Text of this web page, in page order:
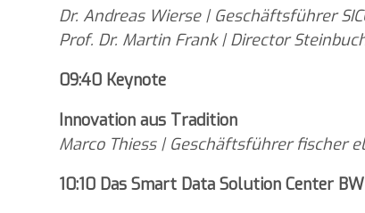
Dr. Andreas Wierse | Geschäftsführer
Prof. Dr. Martin Frank | Director
09:40 Keynote
Innovation aus Tradition
Marco Thiess | Geschäftsführer fischer
10:10 Das Smart Data Solution Center